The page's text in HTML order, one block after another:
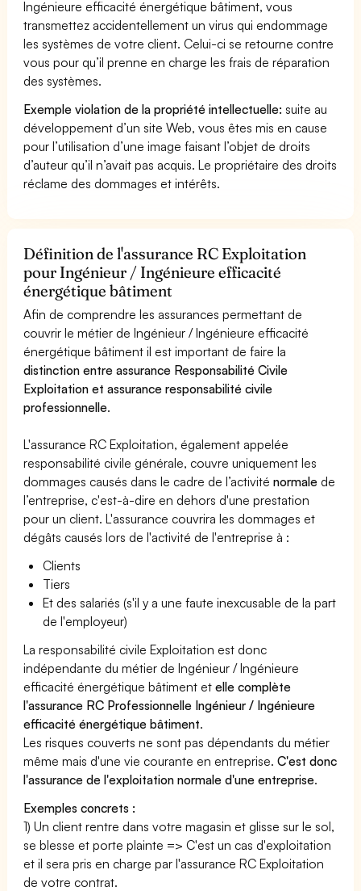
Ingénieure efficacité énergétique bâtiment, vous
transmettez accidentellement un virus qui endommage
les systèmes de votre client. Celui-ci se retourne contre
vous pour qu’il prenne en charge les frais de réparation
des systèmes.
Exemple violation de la propriété intellectuelle: suite au
développement d’un site Web, vous êtes mis en cause
pour l’utilisation d’une image faisant l’objet de droits
d’auteur qu’il n’avait pas acquis. Le propriétaire des droits
réclame des dommages et intérêts.
Définition de l'assurance RC Exploitation
pour Ingénieur / Ingénieure efficacité
énergétique bâtiment
Afin de comprendre les assurances permettant de
couvrir le métier de Ingénieur / Ingénieure efficacité
énergétique bâtiment il est important de faire la
distinction entre assurance Responsabilité Civile
Exploitation et assurance responsabilité civile
professionnelle.
L'assurance RC Exploitation, également appelée
responsabilité civile générale, couvre uniquement les
dommages causés dans le cadre de l’activiténormale de
l’entreprise, c'est-à-dire en dehors d'une prestation
pour un client. L'assurance couvrira les dommages et
dégâts causés lors de l'activité de l'entreprise à :
Clients
Tiers
Et des salariés (s'il y a une faute inexcusable de la part
de l'employeur)
La responsabilité civile Exploitation est donc
indépendante du métier de Ingénieur / Ingénieure
efficacité énergétique bâtiment etelle complète
l'assurance RC Professionnelle Ingénieur / Ingénieure
efficacité énergétique bâtiment.
Les risques couverts ne sont pas dépendants du métier
même mais d'une vie courante en entreprise.C'est donc
l'assurance de l'exploitation normale d'une entreprise.
Exemples concrets :
1) Un client rentre dans votre magasin et glisse sur le sol,
se blesse et porte plainte => C'est un cas d'exploitation
et il sera pris en charge par l'assurance RC Exploitation
de votre contrat.